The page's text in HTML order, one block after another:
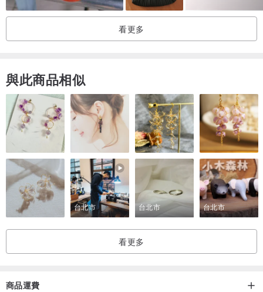
看更多
與此商品相似
台北市 台北市 台北市
看更多
商品運費